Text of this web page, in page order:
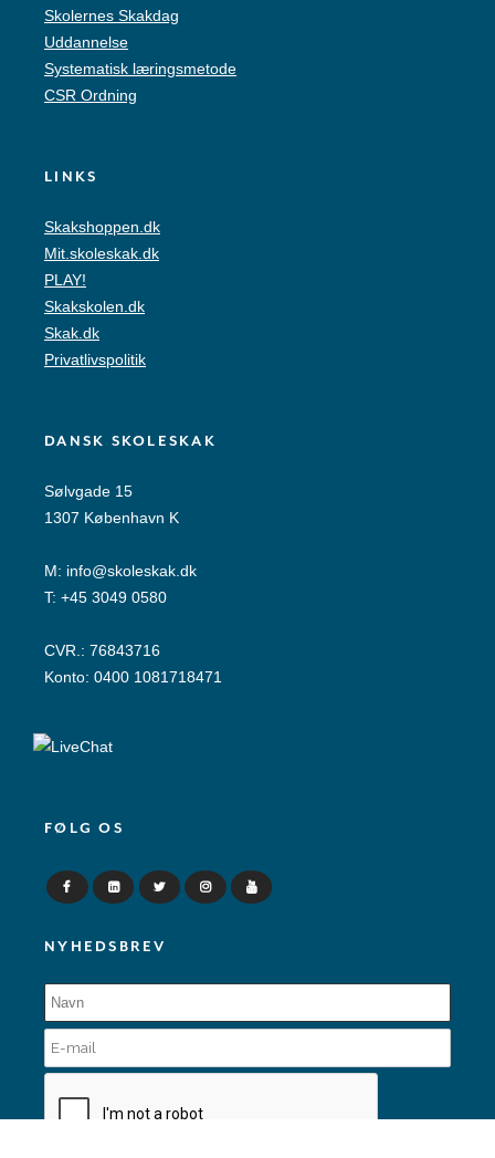
Skolernes Skakdag
Uddannelse
Systematisk læringsmetode
CSR Ordning
LINKS
Skakshoppen.dk
Mit.skoleskak.dk
PLAY!
Skakskolen.dk
Skak.dk
Privatlivspolitik
DANSK SKOLESKAK
Sølvgade 15
1307 København K
M: info@skoleskak.dk
T: +45 3049 0580
CVR.: 76843716
Konto: 0400 1081718471
FØLG OS
NYHEDSBREV